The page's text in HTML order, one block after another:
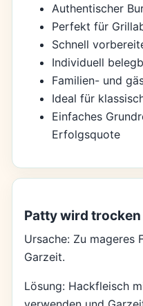
Authentischer
Perfekt für
Schnell
Individuell
Familien- und
Ideal für
Einfaches
Erfolgsquote
Patty wird trocken
Ursache: Zu mageres
Garzeit.
Lösung: Hackfleisch